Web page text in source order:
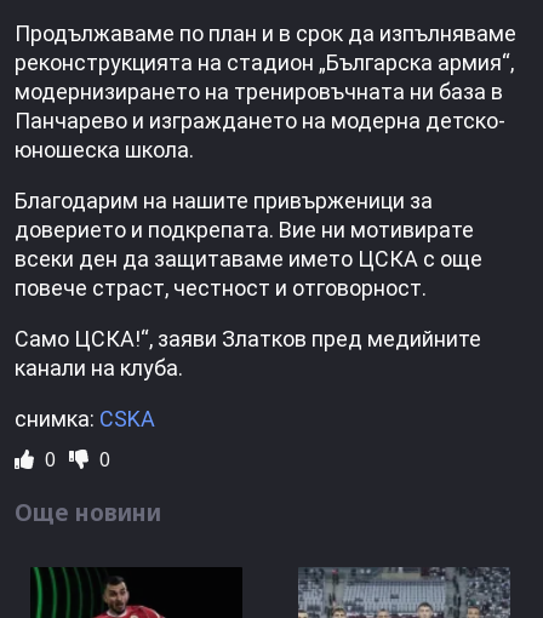
Продължаваме по план и в срок да изпълняваме
реконструкцията на стадион „Българска армия“,
модернизирането на тренировъчната ни база в
Панчарево и изграждането на модерна детско-
юношеска школа.
Благодарим на нашите привърженици за
доверието и подкрепата. Вие ни мотивирате
всеки ден да защитаваме името ЦСКА с още
повече страст, честност и отговорност.
Само ЦСКА!“, заяви Златков пред медийните
канали на клуба.
снимка: CSKA
0 0
Още новини